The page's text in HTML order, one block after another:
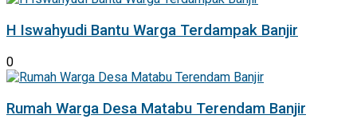
H Iswahyudi Bantu Warga Terdampak Banjir
0
Rumah Warga Desa Matabu Terendam Banjir